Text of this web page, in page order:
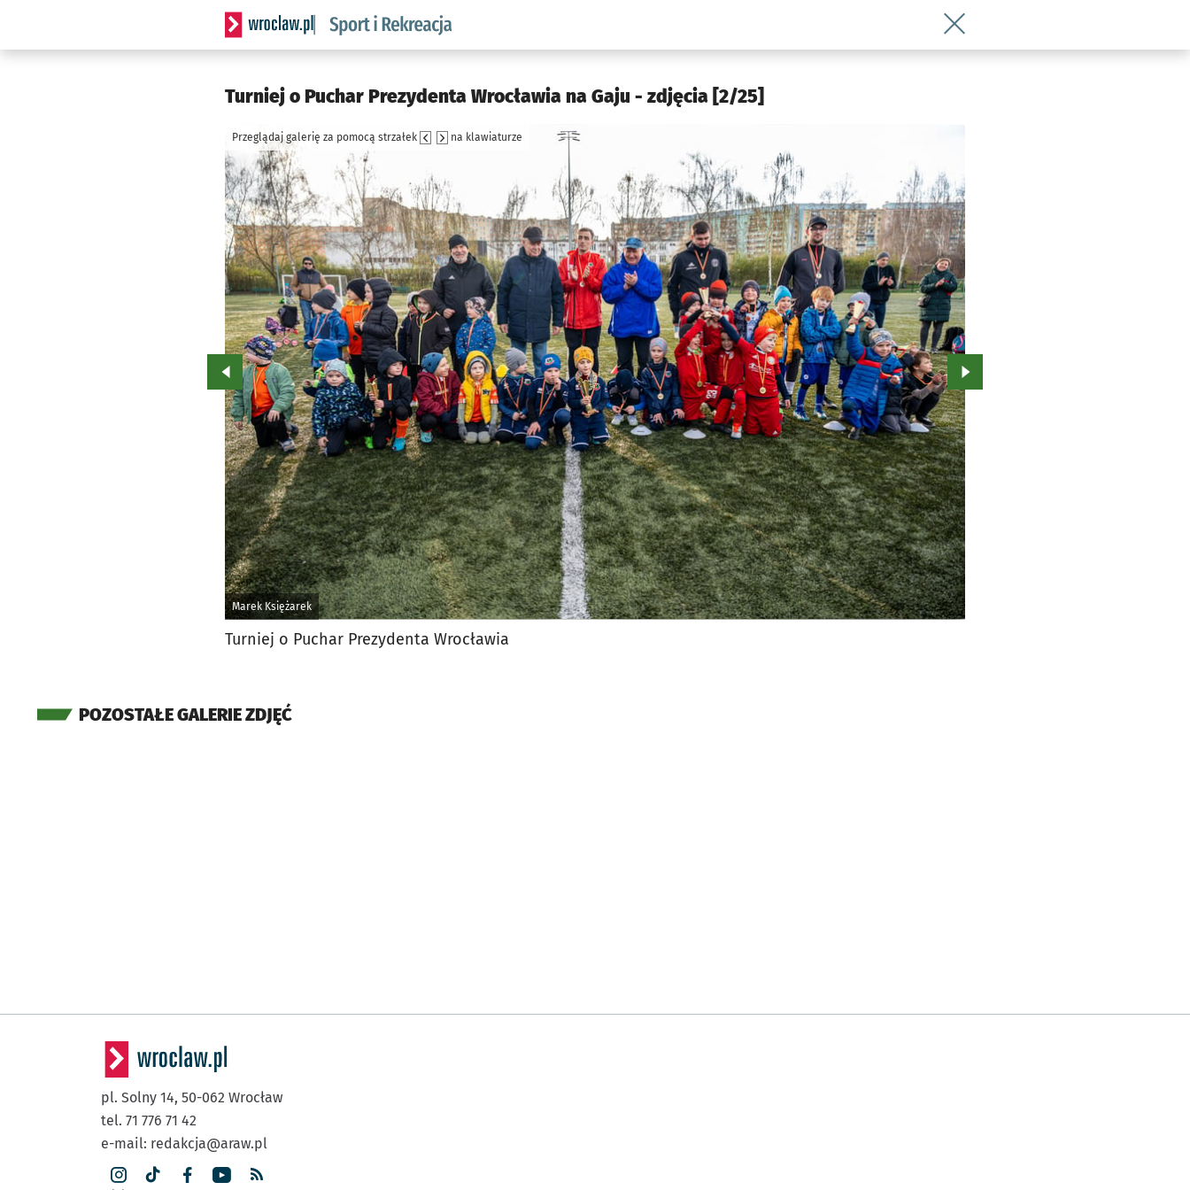
Serwis informacyjny wroclaw.pl podserwis: Sport i rekreacja
Wróć do artykułu Turniej o Puchar
Turniej o Puchar Prezydenta Wrocławia na Gaju - zdjęcia [2/25]
Marek Księżarek
Przeglądaj galerię za pomocą strzałek na klawiaturze
Przejdź do poprzedniego zdjęcia. Przejdź do kolejnego zdjęcia.
Turniej o Puchar Prezydenta Wrocławia
POZOSTAŁE GALERIE ZDJĘĆ
pl. Solny 14, 50-062 Wrocław
tel. 71 776 71 42
e-mail: redakcja@araw.pl